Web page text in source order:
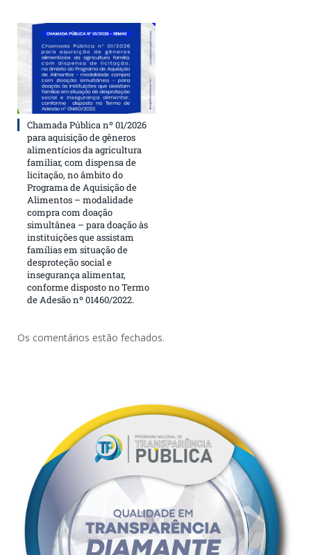
Chamada Pública nº 01/2026
para aquisição de gêneros
alimentícios da agricultura
familiar, com dispensa de
licitação, no âmbito do
Programa de Aquisição de
Alimentos – modalidade
compra com doação
simultânea – para doação às
instituições que assistam
famílias em situação de
desproteção social e
insegurança alimentar,
conforme disposto no Termo
de Adesão nº 01460/2022.
Os comentários estão fechados.